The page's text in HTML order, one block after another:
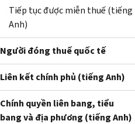
Tiếp tục được miễn thuế (tiếng
Anh)
Người đóng thuế quốc tế
Liên kết chính phủ (tiếng Anh)
Chính quyền liên bang, tiểu
bang và địa phương (tiếng Anh)